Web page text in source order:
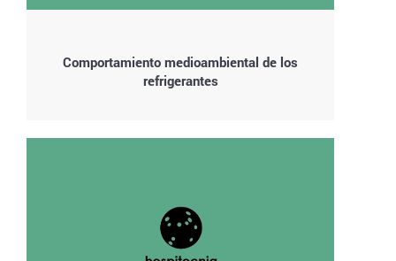
Comportamiento medioambiental de los
refrigerantes